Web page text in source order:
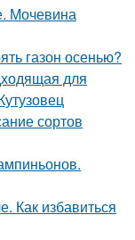
Мочевина
газон осенью?
для
сортов
Как избавиться